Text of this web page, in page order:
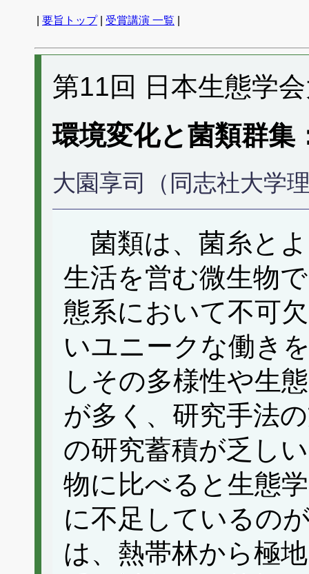
要旨トップ| 受賞講演 一覧
第11回 日本生態学
環境変化と菌類群集
大園享司（同志社大学
菌類は、菌糸と
生活を営む微生物
態系において不可
いユニークな働き
しその多様性や生
が多く、研究手法
の研究蓄積が乏し
物に比べると生態
に不足しているの
は、熱帯林から極